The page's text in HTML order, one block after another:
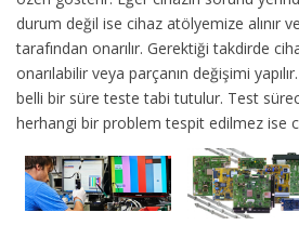
durum değil ise cihaz atölyemize alınır
tarafından onarılır. Gerektiği takdirde
onarılabilir veya parçanın değişimi
belli bir süre teste tabi tutulur. Test
herhangi bir problem tespit edilmez ise